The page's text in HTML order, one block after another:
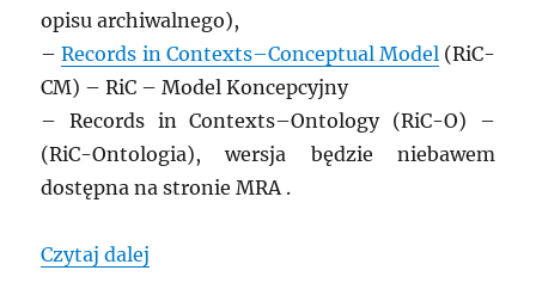
opisu archiwalnego),
–Records in Contexts–Conceptual Model (RiC-
CM) – RiC – Model Koncepcyjny
– Records in Contexts–Ontology (RiC-O) –
(RiC-Ontologia), wersja będzie niebawem
dostępna na stronie MRA .
Czytaj dalej